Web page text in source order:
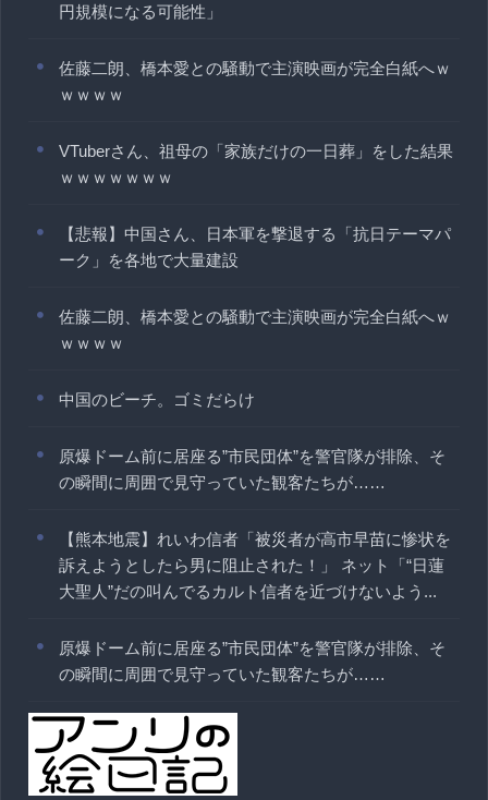
円規模になる可能性」
佐藤二朗、橋本愛との騒動で主演映画が完全白紙へｗ
ｗｗｗｗ
VTuberさん、祖母の「家族だけの一日葬」をした結果
ｗｗｗｗｗｗｗ
【悲報】中国さん、日本軍を撃退する「抗日テーマパ
ーク」を各地で大量建設
佐藤二朗、橋本愛との騒動で主演映画が完全白紙へｗ
ｗｗｗｗ
中国のビーチ。ゴミだらけ
原爆ドーム前に居座る”市民団体”を警官隊が排除、そ
の瞬間に周囲で見守っていた観客たちが……
【熊本地震】れいわ信者「被災者が高市早苗に惨状を
訴えようとしたら男に阻止された！」 ネット「“日蓮
大聖人”だの叫んでるカルト信者を近づけないよう...
原爆ドーム前に居座る”市民団体”を警官隊が排除、そ
の瞬間に周囲で見守っていた観客たちが……